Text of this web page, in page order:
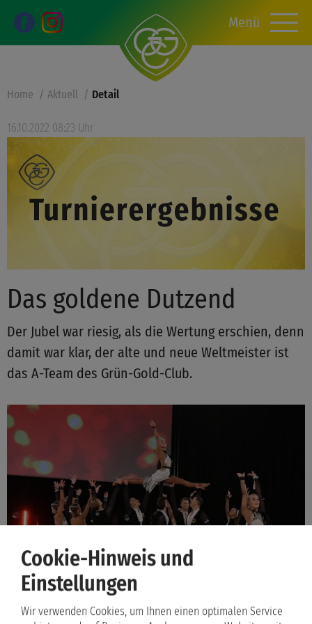
Home Aktuell Detail
16.10.2022 08:23 Uhr
Das goldene Dutzend
Der Jubel war riesig, als die Wertung erschien, denn
damit war klar, der alte und neue Weltmeister ist
das A-Team des Grün-Gold-Club.
Menü
Cookie-Hinweis und
Einstellungen
Wir verwenden Cookies, um Ihnen einen optimalen Service